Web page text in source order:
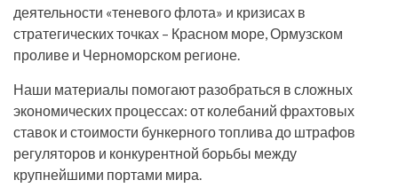
деятельности «теневого флота» и кризисах в
стратегических точках – Красном море, Ормузском
проливе и Черноморском регионе.
Наши материалы помогают разобраться в сложных
экономических процессах: от колебаний фрахтовых
ставок и стоимости бункерного топлива до штрафов
регуляторов и конкурентной борьбы между
крупнейшими портами мира.